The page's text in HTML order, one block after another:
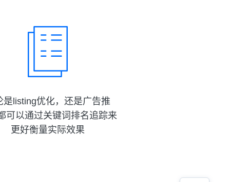
是listing优化，还是广告推
可以通过关键词排名追踪来
更好衡量实际效果